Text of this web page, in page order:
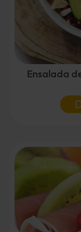
Ensalada